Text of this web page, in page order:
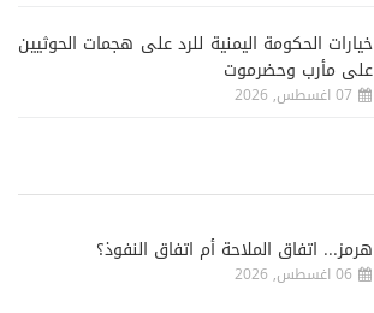
خيارات الحكومة اليمنية للرد على هجمات الحوثيين
على مأرب وحضرموت
07 اغسطس, 2026
هرمز... اتفاق الملاحة أم اتفاق النفوذ؟
06 اغسطس, 2026